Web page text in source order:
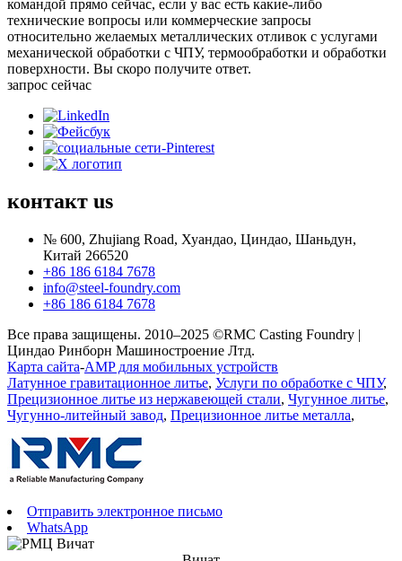
командой прямо сейчас, если у вас есть какие-либо
технические вопросы или коммерческие запросы
относительно желаемых металлических отливок с услугами
механической обработки с ЧПУ, термообработки и обработки
поверхности. Вы скоро получите ответ.
запрос сейчас
контакт us
№ 600, Zhujiang Road, Хуандао, Циндао, Шаньдун,
Китай 266520
+86 186 6184 7678
info@steel-foundry.com
+86 186 6184 7678
Все права защищены. 2010–2025 ©RMC Casting Foundry |
Циндао Ринборн Машиностроение Лтд.
Карта сайта-AMP для мобильных устройств
Латунное гравитационное литье, Услуги по обработке с ЧПУ,
Прецизионное литье из нержавеющей стали, Чугунное литье,
Чугунно-литейный завод, Прецизионное литье металла,
Отправить электронное письмо
WhatsApp